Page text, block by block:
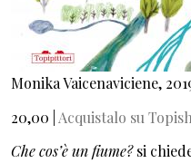
Monika Vaicenaviciene,
20,00 | Acquistalo su
Che cos’è un fiume?si